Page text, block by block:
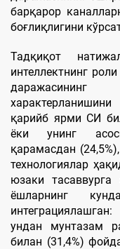
барқарор
боғлиқлигини
Тадқиқот
интеллектнинг
қарийб ярми СИ
ёки унинг
қарамасдан
технологиялар
юзаки
ёшларнинг
ундан мунтазам
билан (31,4%)